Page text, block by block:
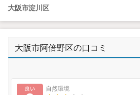
大阪市淀川区
大阪市阿倍野区の口コミ
良い
自然環境